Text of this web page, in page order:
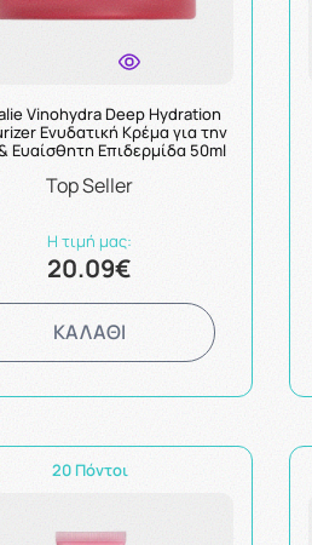
Vinohydra Deep Hydration
Ενυδατική Κρέμα για την
Ευαίσθητη Επιδερμίδα 50ml
Top Seller
Η τιμή μας:
20.09€
ΚΑΛΑΘΙ
20 Πόντοι